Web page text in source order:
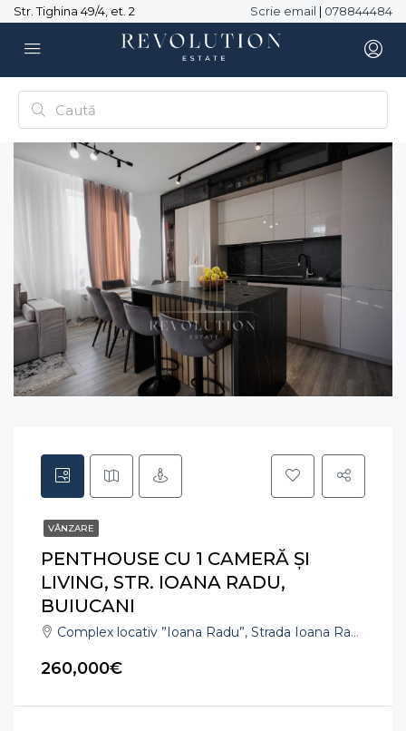
Str. Tighina 49/4, et. 2 Scrie email | 078844484
VÂNZARE
PENTHOUSE CU 1 CAMERĂ ȘI
LIVING, STR. IOANA RADU,
BUIUCANI
Complex locativ ”Ioana Radu”, Strada Ioana Radu, Кишинёв, Молдова
260,000€